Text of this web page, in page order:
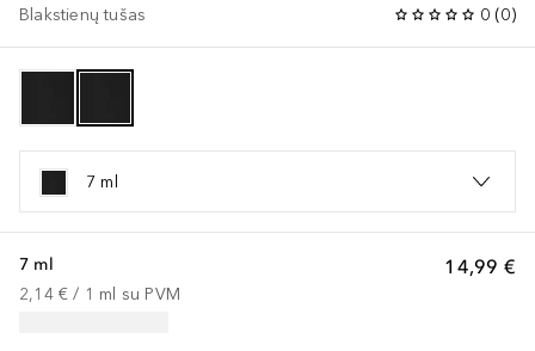
Blakstienų tušas 0 (0)
7 ml
14,99 €
7 ml
2,14 € / 1 ml su PVM